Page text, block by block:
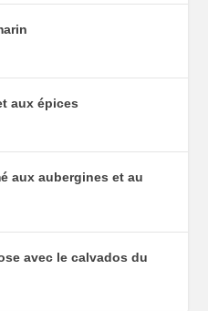
aux épices
aux aubergines et au
avec le calvados du